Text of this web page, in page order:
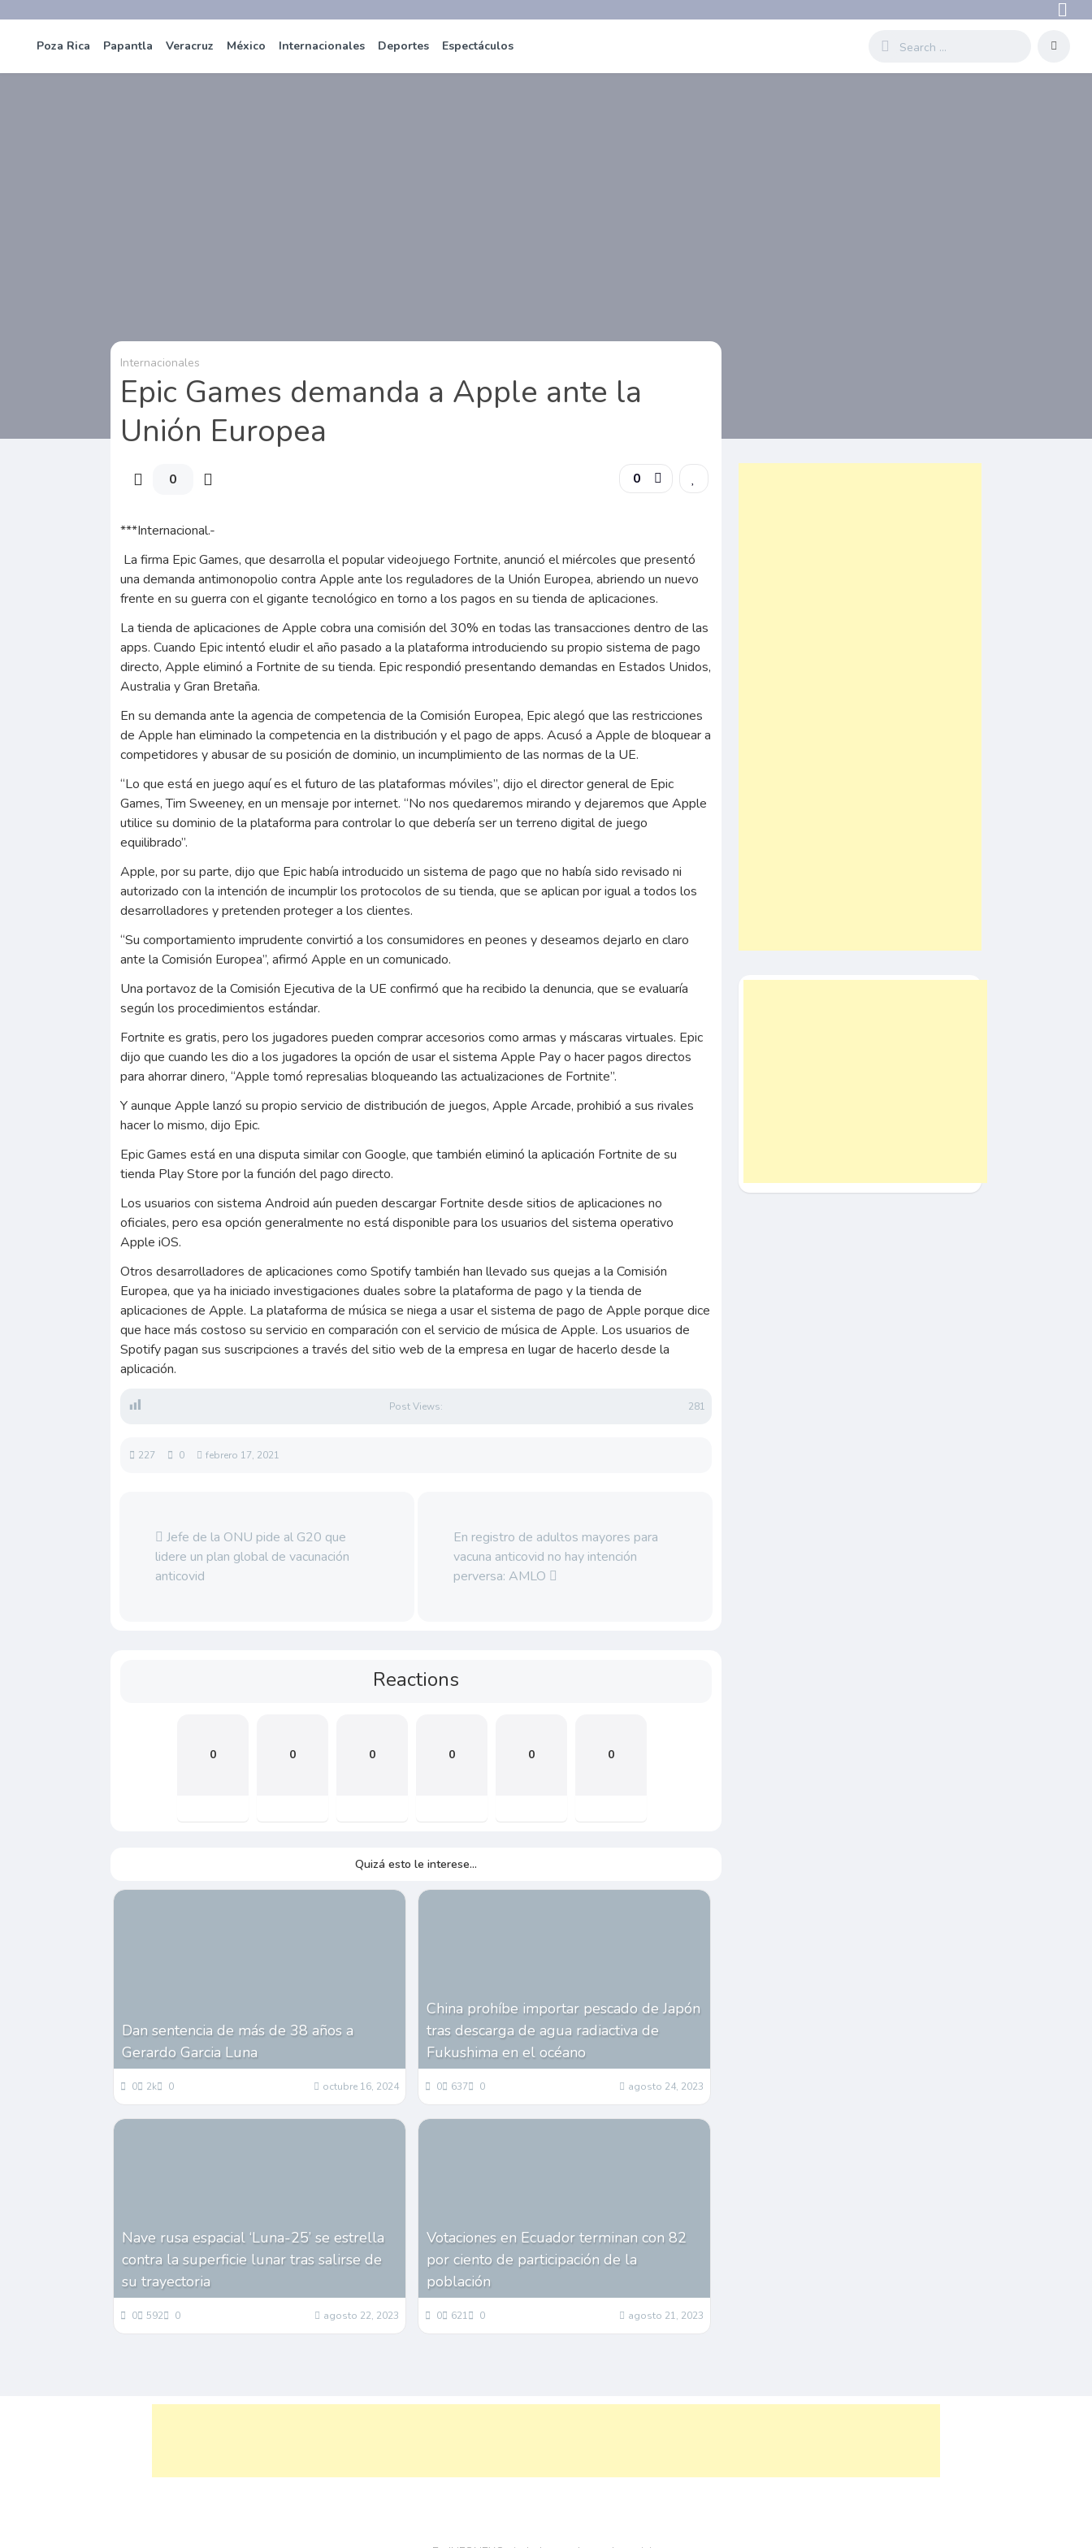
Poza Rica Papantla Veracruz México Internacionales Deportes Espectáculos
Internacionales
Epic Games demanda a Apple ante la
Unión Europea
0 0
***Internacional.-
La firma Epic Games, que desarrolla el popular videojuego Fortnite, anunció el miércoles que presentó
una demanda antimonopolio contra Apple ante los reguladores de la Unión Europea, abriendo un nuevo
frente en su guerra con el gigante tecnológico en torno a los pagos en su tienda de aplicaciones.
La tienda de aplicaciones de Apple cobra una comisión del 30% en todas las transacciones dentro de las
apps. Cuando Epic intentó eludir el año pasado a la plataforma introduciendo su propio sistema de pago
directo, Apple eliminó a Fortnite de su tienda. Epic respondió presentando demandas en Estados Unidos,
Australia y Gran Bretaña.
En su demanda ante la agencia de competencia de la Comisión Europea, Epic alegó que las restricciones
de Apple han eliminado la competencia en la distribución y el pago de apps. Acusó a Apple de bloquear a
competidores y abusar de su posición de dominio, un incumplimiento de las normas de la UE.
“Lo que está en juego aquí es el futuro de las plataformas móviles”, dijo el director general de Epic
Games, Tim Sweeney, en un mensaje por internet. “No nos quedaremos mirando y dejaremos que Apple
utilice su dominio de la plataforma para controlar lo que debería ser un terreno digital de juego
equilibrado”.
Apple, por su parte, dijo que Epic había introducido un sistema de pago que no había sido revisado ni
autorizado con la intención de incumplir los protocolos de su tienda, que se aplican por igual a todos los
desarrolladores y pretenden proteger a los clientes.
“Su comportamiento imprudente convirtió a los consumidores en peones y deseamos dejarlo en claro
ante la Comisión Europea”, afirmó Apple en un comunicado.
Una portavoz de la Comisión Ejecutiva de la UE confirmó que ha recibido la denuncia, que se evaluaría
según los procedimientos estándar.
Fortnite es gratis, pero los jugadores pueden comprar accesorios como armas y máscaras virtuales. Epic
dijo que cuando les dio a los jugadores la opción de usar el sistema Apple Pay o hacer pagos directos
para ahorrar dinero, “Apple tomó represalias bloqueando las actualizaciones de Fortnite”.
Y aunque Apple lanzó su propio servicio de distribución de juegos, Apple Arcade, prohibió a sus rivales
hacer lo mismo, dijo Epic.
Epic Games está en una disputa similar con Google, que también eliminó la aplicación Fortnite de su
tienda Play Store por la función del pago directo.
Los usuarios con sistema Android aún pueden descargar Fortnite desde sitios de aplicaciones no
oficiales, pero esa opción generalmente no está disponible para los usuarios del sistema operativo
Apple iOS.
Otros desarrolladores de aplicaciones como Spotify también han llevado sus quejas a la Comisión
Europea, que ya ha iniciado investigaciones duales sobre la plataforma de pago y la tienda de
aplicaciones de Apple. La plataforma de música se niega a usar el sistema de pago de Apple porque dice
que hace más costoso su servicio en comparación con el servicio de música de Apple. Los usuarios de
Spotify pagan sus suscripciones a través del sitio web de la empresa en lugar de hacerlo desde la
aplicación.
Post Views: 281
227 0 febrero 17, 2021
Jefe de la ONU pide al G20 que
lidere un plan global de vacunación
anticovid
En registro de adultos mayores para
vacuna anticovid no hay intención
perversa: AMLO
Reactions
0 0 0 0 0 0
Quizá esto le interese...
Dan sentencia de más de 38 años a
Gerardo Garcia Luna
0 2k 0 octubre 16, 2024
China prohíbe importar pescado de Japón
tras descarga de agua radiactiva de
Fukushima en el océano
0 637 0 agosto 24, 2023
Nave rusa espacial ‘Luna-25’ se estrella
contra la superficie lunar tras salirse de
su trayectoria
0 592 0 agosto 22, 2023
Votaciones en Ecuador terminan con 82
por ciento de participación de la
población
0 621 0 agosto 21, 2023